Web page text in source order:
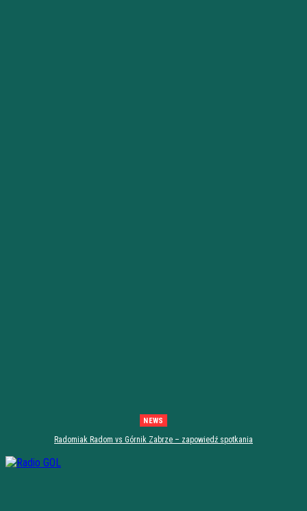
NEWS
Radomiak Radom vs Górnik Zabrze – zapowiedź spotkania